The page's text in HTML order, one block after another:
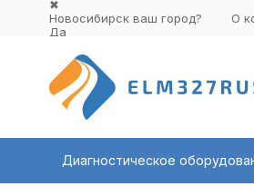
✖
Новосибирск ваш город?
Да
О
Диагностическое